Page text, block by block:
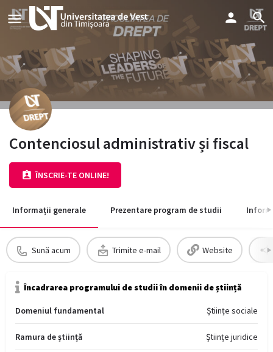
Contenciosul administrativ și fiscal
ÎNSCRIE-TE ONLINE!
Informații generale Prezentare program de studii
Sună acum Trimite e-mail Website
Încadrarea programului de studii în domenii de știință
Domeniul fundamental Științe sociale
Ramura de știință Științe juridice